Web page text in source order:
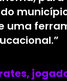
uma